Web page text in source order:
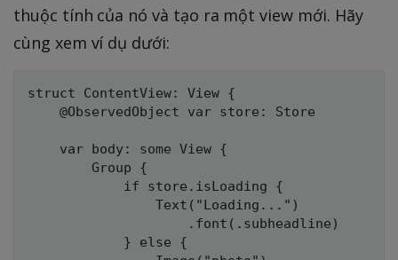
thuộc tính của nó và tạo ra một view mới. Hãy
cùng xem ví dụ dưới:
struct ContentView: View {
    @ObservedObject var store: Store
    var body: some View {
        Group {
            if store.isLoading {
                Text("Loading...")
                    .font(.subheadline)
            } else {